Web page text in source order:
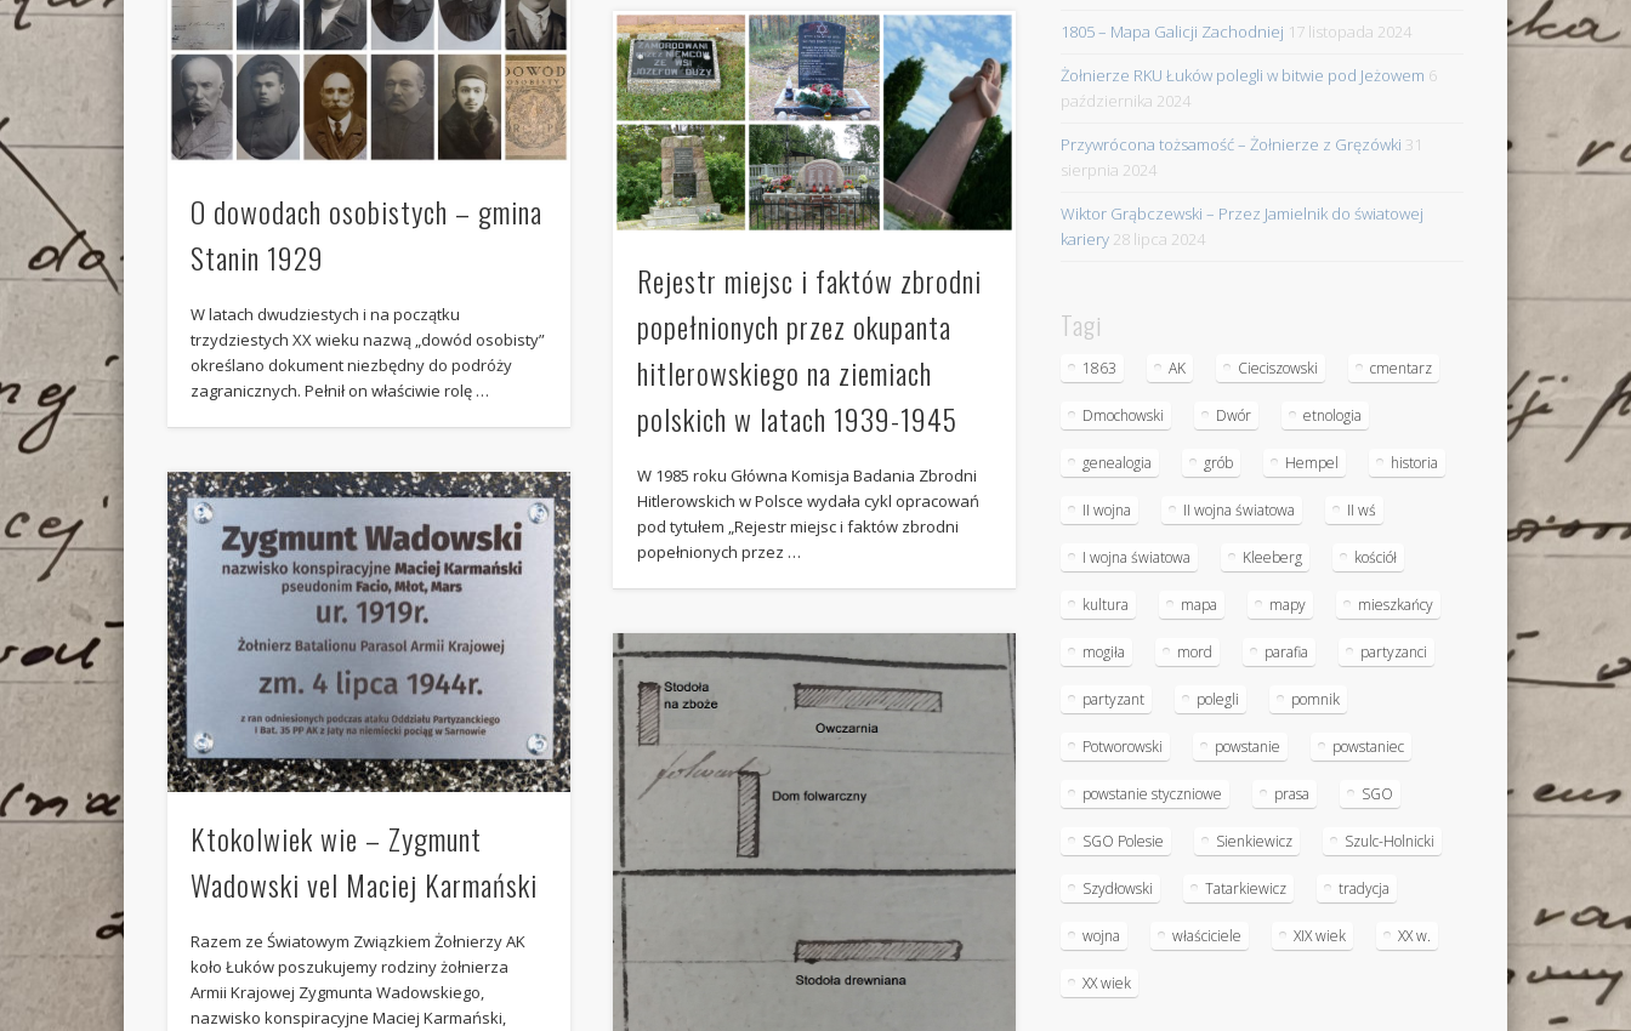
O dowodach osobistych – gmina
Stanin 1929
W latach dwudziestych i na początku
trzydziestych XX wieku nazwą „dowód osobisty”
określano dokument niezbędny do podróży
zagranicznych. Pełnił on właściwie rolę …
Rejestr miejsc i faktów zbrodni
popełnionych przez okupanta
hitlerowskiego na ziemiach
polskich w latach 1939-1945
W 1985 roku Główna Komisja Badania Zbrodni
Hitlerowskich w Polsce wydała cykl opracowań
pod tytułem „Rejestr miejsc i faktów zbrodni
popełnionych przez …
Ktokolwiek wie – Zygmunt
Wadowski vel Maciej Karmański
Razem ze Światowym Związkiem Żołnierzy AK
koło Łuków poszukujemy rodziny żołnierza
Armii Krajowej Zygmunta Wadowskiego,
nazwisko konspiracyjne Maciej Karmański,
1805 – Mapa Galicji Zachodniej 17 listopada 2024
Żołnierze RKU Łuków polegli w bitwie pod Jeżowem 6
października 2024
Przywrócona tożsamość – Żołnierze z Gręzówki 31
sierpnia 2024
Wiktor Grąbczewski – Przez Jamielnik do światowej
kariery 28 lipca 2024
Tagi
1863 AK Cieciszowski cmentarz
Dmochowski Dwór etnologia
genealogia grób Hempel historia
II wojna II wojna światowa II wś
I wojna światowa Kleeberg kościół
kultura mapa mapy mieszkańcy
mogiła mord parafia partyzanci
partyzant polegli pomnik
Potworowski powstanie powstaniec
powstanie styczniowe prasa SGO
SGO Polesie Sienkiewicz Szulc-Holnicki
Szydłowski Tatarkiewicz tradycja
wojna właściciele XIX wiek XX w.
XX wiek